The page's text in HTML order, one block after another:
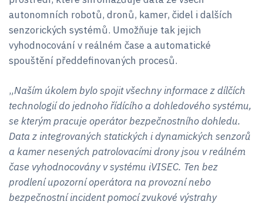
autonomních robotů, dronů, kamer, čidel i dalších
senzorických systémů. Umožňuje tak jejich
vyhodnocování v reálném čase a automatické
spouštění předdefinovaných procesů.
„Naším úkolem bylo spojit všechny informace z dílčích
technologií do jednoho řídícího a dohledového systému,
se kterým pracuje operátor bezpečnostního dohledu.
Data z integrovaných statických i dynamických senzorů
a kamer nesených patrolovacími drony jsou v reálném
čase vyhodnocovány v systému iVISEC. Ten bez
prodlení upozorní operátora na provozní nebo
bezpečnostní incident pomocí zvukové výstrahy